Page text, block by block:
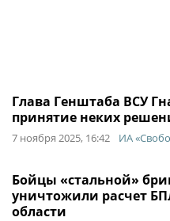
Глава Генштаба ВСУ
принятие неких
7 ноября 2025, 16:42 ИА
Бойцы «стальной»
уничтожили расчет
области